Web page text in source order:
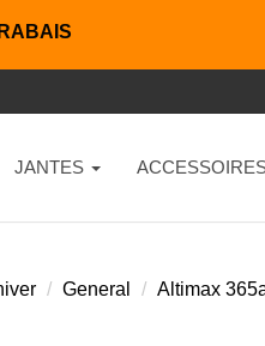
JANTES
General Altimax